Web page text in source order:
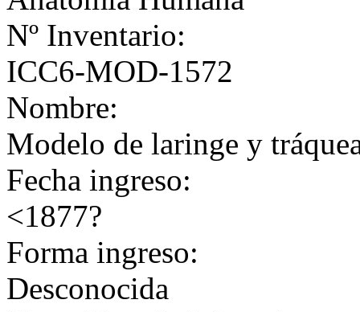
Nº Inventario:
ICC6-MOD-1572
Nombre:
Modelo de laringe y
Fecha ingreso:
<1877?
Forma ingreso:
Desconocida